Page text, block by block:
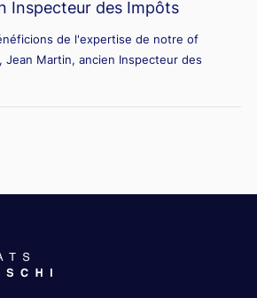
Inspecteur des Impôts
de l'expertise de notre of
Jean Martin, ancien Inspecteur des